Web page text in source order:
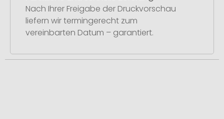
Nach Ihrer Freigabe der Druckvorschau
liefern wir termingerecht zum
vereinbarten Datum – garantiert.